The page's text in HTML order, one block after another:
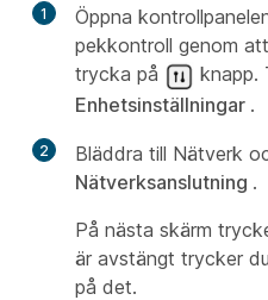
1
Öppna
pekkontroll genom
trycka på
knapp.
Enhetsinställningar .
2
Bläddra till Nätverk
Nätverksanslutning .
På nästa skärm
är avstängt trycker
på det.